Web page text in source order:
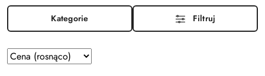
Kategorie Filtruj
Zastosowano
sortowanie:
Sortuj
według